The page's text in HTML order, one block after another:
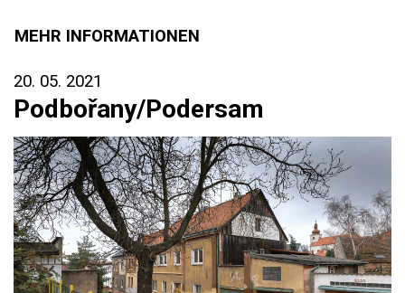
MEHR INFORMATIONEN
20. 05. 2021
Podbořany/Podersam